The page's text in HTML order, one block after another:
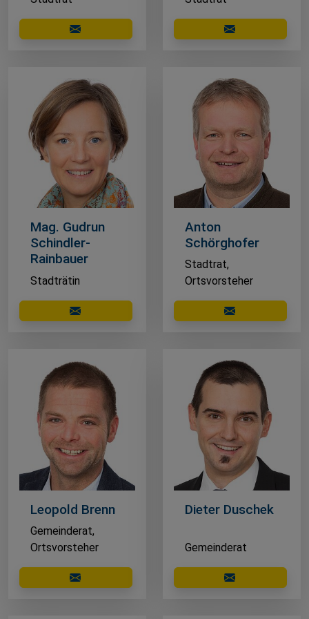
E-Mail schreiben E-Mail
Mag. Gudrun
Schindler-
Rainbauer
Stadträtin
E-Mail schreiben
Anton
Schörghofer
Stadtrat,
Ortsvorsteher
E-Mail
Leopold Brenn
Gemeinderat,
Ortsvorsteher
E-Mail schreiben
Dieter Duschek
Gemeinderat
E-Mail